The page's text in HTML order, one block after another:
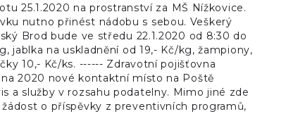
25.1.2020 na prostranství za MŠ Nížkovice.
nutno přinést nádobu s sebou. Veškerý
Brod bude ve středu 22.1.2020 od 8:30 do
jablka na uskladnění od 19,- Kč/kg, žampiony,
10,- Kč/ks. ------ Zdravotní pojišťovna
2020 nové kontaktní místo na Poště
a služby v rozsahu podatelny. Mimo jiné zde
o příspěvky z preventivních programů,